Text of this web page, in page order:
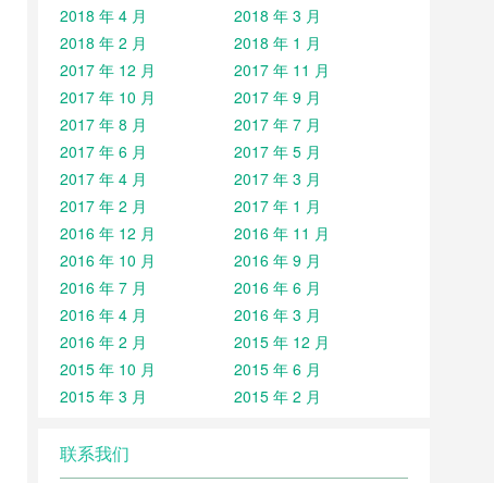
2018 年 4 月
2018 年 3 月
2018 年 2 月
2018 年 1 月
2017 年 12 月
2017 年 11 月
2017 年 10 月
2017 年 9 月
2017 年 8 月
2017 年 7 月
2017 年 6 月
2017 年 5 月
2017 年 4 月
2017 年 3 月
2017 年 2 月
2017 年 1 月
2016 年 12 月
2016 年 11 月
2016 年 10 月
2016 年 9 月
2016 年 7 月
2016 年 6 月
2016 年 4 月
2016 年 3 月
2016 年 2 月
2015 年 12 月
2015 年 10 月
2015 年 6 月
2015 年 3 月
2015 年 2 月
联系我们